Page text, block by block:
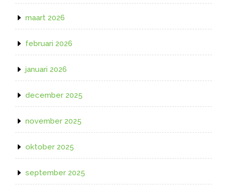
maart 2026
februari 2026
januari 2026
december 2025
november 2025
oktober 2025
september 2025